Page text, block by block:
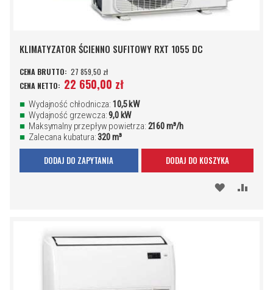
KLIMATYZATOR ŚCIENNO SUFITOWY RXT 1055 DC
27 859,50 zł
22 650,00 zł
Wydajność chłodnicza: 10,5 kW
Wydajność grzewcza:9,0 kW
Maksymalny przepływ powietrza: 2160 m³/h
Zalecana kubatura:320 m³
DODAJ DO KOSZYKA
DODAJ DO ZAPYTANIA
DODAJ